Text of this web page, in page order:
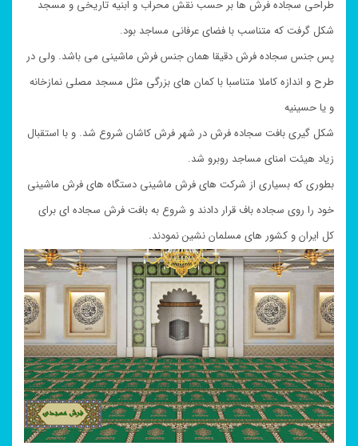
طراحی سجاده فرش ها بر حسب نقش محراب و ابنیه تاریخی و مسجد
شکل گرفت که متناسب با فضای عرفانی مساجد بود.
پس جنس سجاده فرش دقیقا همان جنس فرش ماشینی می باشد. ولی در
طرح و اندازه کاملا متناسبا با کمان های بزرگی مثل مسجد مصلی نمازخانه
و یا حسینیه
شکل گیری بافت سجاده فرش در شهر فرش کاشان شروع شد. و با استقبال
زیاد هیئت امنای مساجد روبرو شد.
بطوری که بسیاری از شرکت های فرش ماشینی دستگاه های فرش ماشینی
خود را روی سجاده باف قرار دادند و شروع به بافت فرش سجاده ای برای
کل ایران و کشور های مسلمان نشین نمودند.